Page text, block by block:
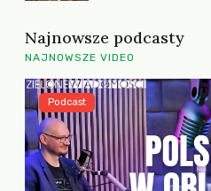
Najnowsze podcasty
NAJNOWSZE VIDEO
Podcast